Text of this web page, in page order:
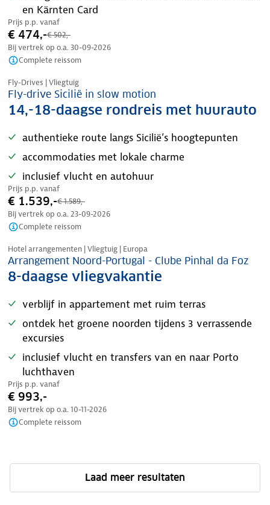
en Kärnten Card
Prijs p.p. vanaf
€ 474,-€ 502,-
Bij vertrek op o.a. 30-09-2026
Complete reissom
Nazomer korting
Fly-Drives | Vliegtuig
Fly-drive Sicilië in slow motion
14,-18-daagse rondreis met huurauto
authentieke route langs Sicilië’s hoogtepunten
accommodaties met lokale charme
inclusief vlucht en autohuur
Prijs p.p. vanaf
€ 1.539,-€ 1.589,-
Bij vertrek op o.a. 23-09-2026
Complete reissom
Nazomer korting
Hotel arrangementen | Vliegtuig | Europa
Arrangement Noord-Portugal - Clube Pinhal da Foz
8-daagse vliegvakantie
verblijf in appartement met ruim terras
ontdek het groene noorden tijdens 3 verrassende
excursies
inclusief vlucht en transfers van en naar Porto
luchthaven
Prijs p.p. vanaf
€ 993,-
Bij vertrek op o.a. 10-11-2026
Complete reissom
Laad meer resultaten